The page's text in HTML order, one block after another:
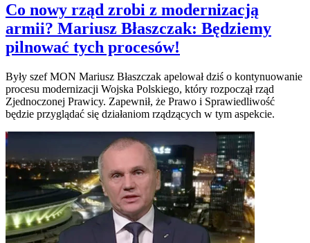
Co nowy rząd zrobi z modernizacją
armii? Mariusz Błaszczak: Będziemy
pilnować tych procesów!
Były szef MON Mariusz Błaszczak apelował dziś o kontynuowanie
procesu modernizacji Wojska Polskiego, który rozpoczął rząd
Zjednoczonej Prawicy. Zapewnił, że Prawo i Sprawiedliwość
będzie przyglądać się działaniom rządzących w tym aspekcie.